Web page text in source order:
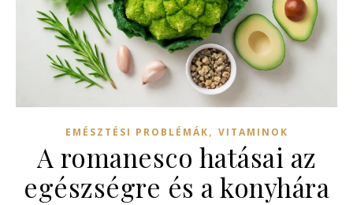
EMÉSZTÉSI PROBLÉMÁK, VITAMINOK
A romanesco hatásai az
egészségre és a konyhára